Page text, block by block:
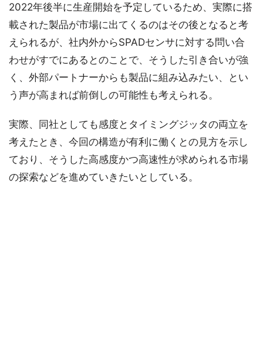
2022年後半に生産開始を予定しているため、実際に搭
載された製品が市場に出てくるのはその後となると考
えられるが、社内外からSPADセンサに対する問い合
わせがすでにあるとのことで、そうした引き合いが強
く、外部パートナーからも製品に組み込みたい、とい
う声が高まれば前倒しの可能性も考えられる。
実際、同社としても感度とタイミングジッタの両立を
考えたとき、今回の構造が有利に働くとの見方を示し
ており、そうした高感度かつ高速性が求められる市場
の探索などを進めていきたいとしている。